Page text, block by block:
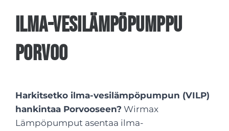
Ilma-vesilämpöpumppu
Porvoo
Harkitsetko ilma-vesilämpöpumpun (VILP)
hankintaa Porvooseen? Wirmax
Lämpöpumput asentaa ilma-